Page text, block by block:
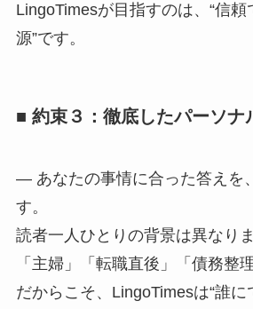
LingoTimesが目指すのは、“信
源”です。
■ 約束３：徹底したパーソナ
― あなたの事情に合った答えを
す。
読者一人ひとりの背景は異なり
「主婦」「転職直後」「債務整
だからこそ、LingoTimesは“誰に